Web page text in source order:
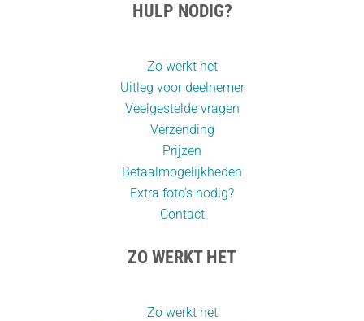
HULP NODIG?
Zo werkt het
Uitleg voor deelnemer
Veelgestelde vragen
Verzending
Prijzen
Betaalmogelijkheden
Extra foto’s nodig?
Contact
ZO WERKT HET
Zo werkt het